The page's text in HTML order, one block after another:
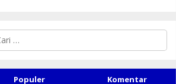
Populer Komentar